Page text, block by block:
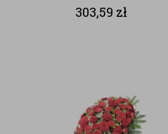
NATURALNY
303,59 zł